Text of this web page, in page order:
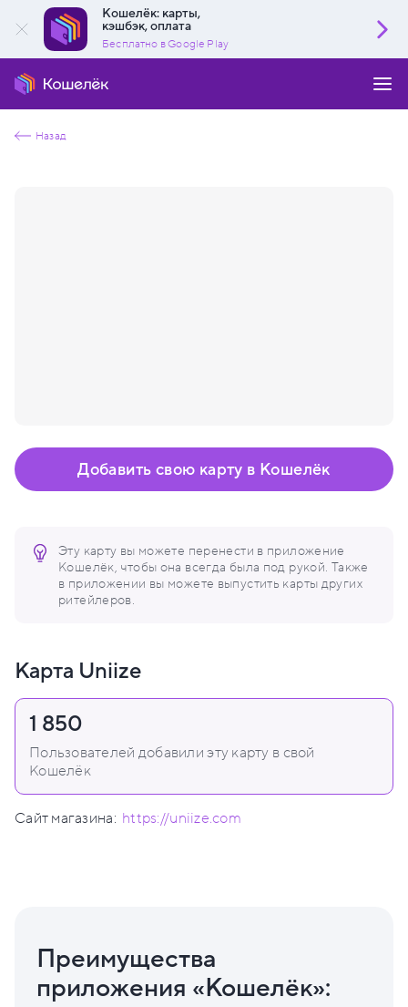
Кошелёк: карты,
кэшбэк, оплата
Бесплатно в Google Play
Назад
Эту карту вы можете перенести в приложение
Кошелёк, чтобы она всегда была под рукой. Также
в приложении вы можете выпустить карты других
ритейлеров.
Добавить свою карту в Кошелёк
Карта Uniize
1 850
Пользователей добавили эту карту в свой
Кошелёк
Сайт магазина: https://uniize.com
Преимущества
приложения «Кошелёк»: